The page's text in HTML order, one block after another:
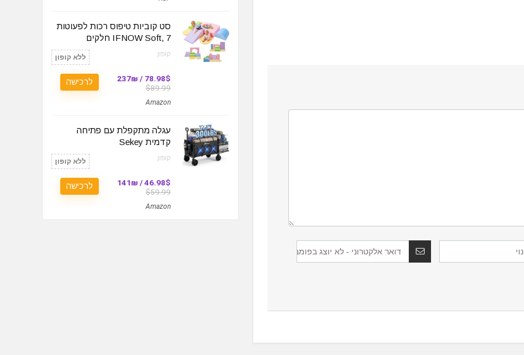
סט קוביות טיפוס רכות לפעוטות
IFNOW Soft, 7 חלקים
קופון: ללא קופון
78.98$ / 237₪
$89.99
Amazon
לרכישה
עגלה מתקפלת עם פתיחה
קדמית Sekey
קופון: ללא קופון
46.98$ / 141₪
$59.99
Amazon
לרכישה